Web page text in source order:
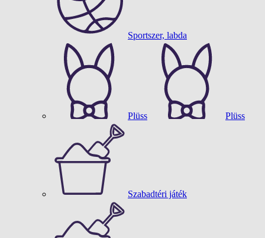
Sportszer, labda
Plüss Plüss
Szabadtéri játék